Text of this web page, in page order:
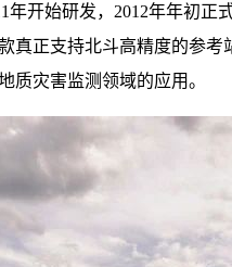
年开始研发，2012年年初正
真正支持北斗高精度的参考
质灾害监测领域的应用。